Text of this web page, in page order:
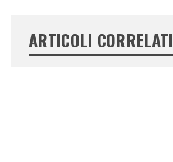
ARTICOLI CORRELATI